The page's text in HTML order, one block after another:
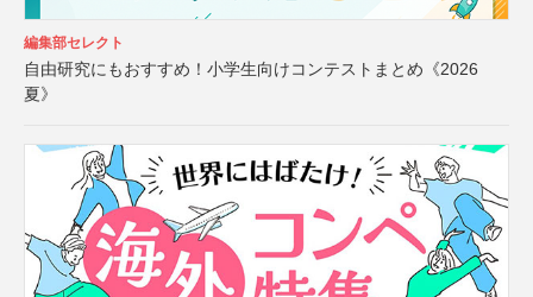
編集部セレクト
自由研究にもおすすめ！小学生向けコンテストまとめ《2026
夏》